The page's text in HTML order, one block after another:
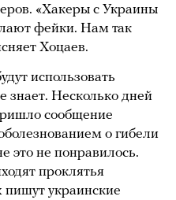
«Хакеры с Украины
фейки. Нам так
Хоцаев.
использовать
знает. Несколько дней
сообщение
о гибели
это не понравилось.
проклятья
украинские